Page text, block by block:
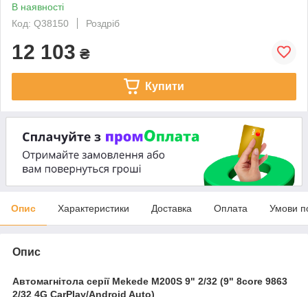
В наявності
Код: Q38150
Роздріб
12 103 ₴
Купити
Опис Характеристики Доставка Оплата Умови
Опис
Автомагнітола серії Mekede M200S 9" 2/32 (9" 8core 9863
2/32 4G CarPlay/Android Auto)